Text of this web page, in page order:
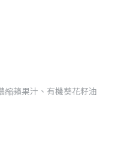
縮蘋果汁、有機葵花籽油